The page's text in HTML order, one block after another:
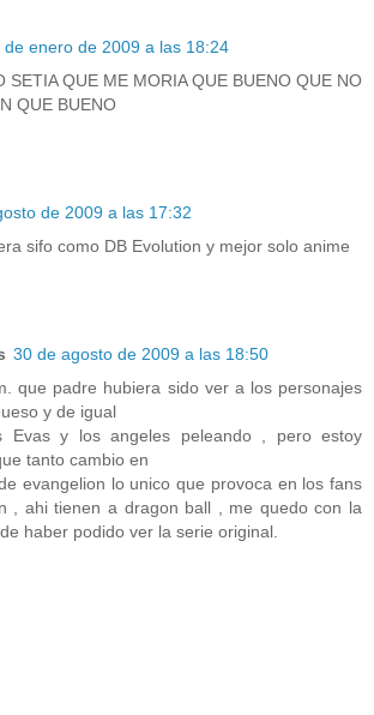
de enero de 2009 a las 18:24
SETIA QUE ME MORIA QUE BUENO QUE NO
QUE BUENO
de 2009 a las 17:32
sifo como DB Evolution y mejor solo anime
30 de agosto de 2009 a las 18:50
que padre hubiera sido ver a los personajes
y de igual
Evas y los angeles peleando , pero estoy
tanto cambio en
evangelion lo unico que provoca en los fans
, ahi tienen a dragon ball , me quedo con la
haber podido ver la serie original.